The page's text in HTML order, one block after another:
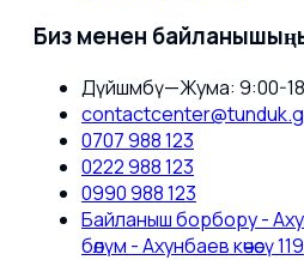
Биз менен
Дүйшөмбү—Жума: 9:00-
0707 988 123
0222 988 123
0990 988 123
Байланыш борбору -
бөлүм - Ахунбаев көчөсү 119